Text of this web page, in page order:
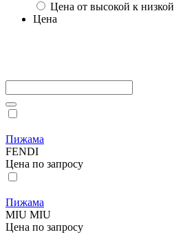
Цена от высокой к низкой
Цена
Пижама
FENDI
Цена по запросу
Пижама
MIU MIU
Цена по запросу